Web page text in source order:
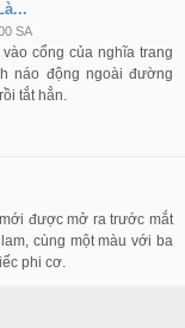
SA
cổng của nghĩa trang
náo động ngoài đường
tắt hẳn.
được mở ra trước mắt
cùng một màu với ba
phi cơ.